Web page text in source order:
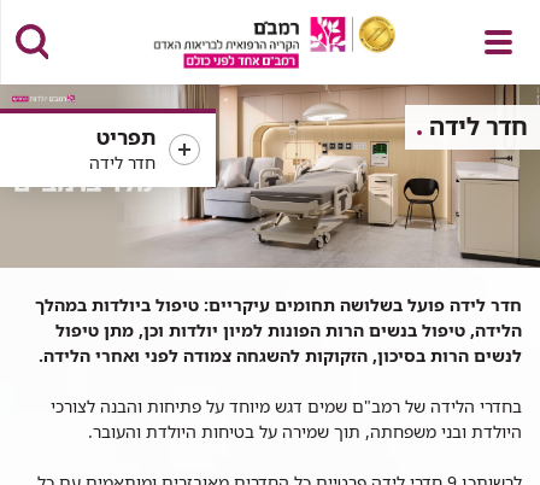
פתח
תפריט
תפריט
חדר לידה
חדר לידה
חדר לידה פועל בשלושה תחומים עיקריים: טיפול ביולדות במהלך
הלידה, טיפול בנשים הרות הפונות למיון יולדות וכן, מתן טיפול
לנשים הרות בסיכון, הזקוקות להשגחה צמודה לפני ואחרי הלידה.
בחדרי הלידה של רמב"ם שמים דגש מיוחד על פתיחות והבנה לצורכי
היולדת ובני משפחתה, תוך שמירה על בטיחות היולדת והעובר.